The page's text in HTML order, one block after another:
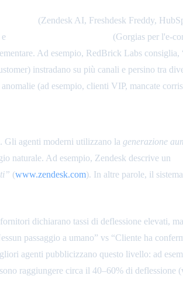
(Zendesk AI, Freshdesk Freddy,
(Gorgias per l'e-
Ad esempio, RedBrick Labs
instradano su più canali e persino tra
(ad esempio, clienti VIP, mancate
Gli agenti moderni utilizzano la generazione
naturale. Ad esempio, Zendesk descrive un
(www.zendesk.com). In altre parole, il
dichiarano tassi di deflessione elevati,
passaggio a umano” vs “Cliente ha
agenti pubblicizzano questo livello: ad
raggiungere circa il 40–60% di deflessione